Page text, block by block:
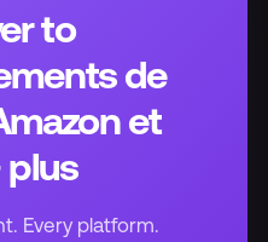
to
de
et
plus
Every platform.